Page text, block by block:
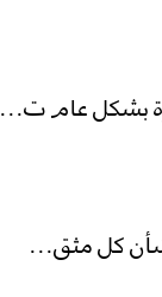
بشكل عام ت...
كل مثق...